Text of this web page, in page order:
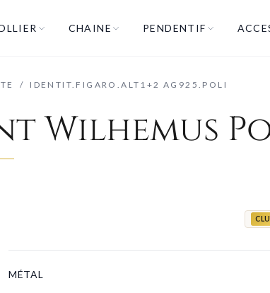
CHAINE PENDENTIF
/ IDENTIT.FIGARO.ALT1+2 AG925.POLI
Wilhemus
MÉTAL